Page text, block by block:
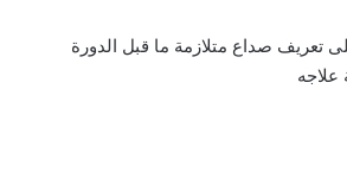
تعريف صداع متلازمة ما قبل الدورة
علاجه